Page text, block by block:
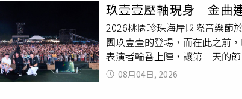
嬌女士、林旺秋先生與洪明財
利女士奪得前三名，取得進入9
週將在8/13(四)進行南區仁武
油，現場還有摸彩禮券等好禮
告，或撥打洽詢專線07-7710055
玖壹壹壓軸現身 金曲
2026桃園珍珠海岸國際音樂節
團玖壹壹的登場，而在此之前
表演者輪番上陣，讓第二天的
的創作型歌手，今年正式展開
台表現，以及清澈、充滿力量
08月04日, 2026